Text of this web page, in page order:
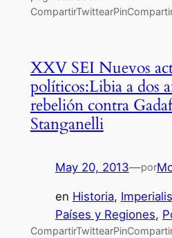
XXV SEI Nuevos
políticos:Libia a dos
rebelión contra
Stanganelli
May 20, 2013—por
en Historia,
Países y Regiones,